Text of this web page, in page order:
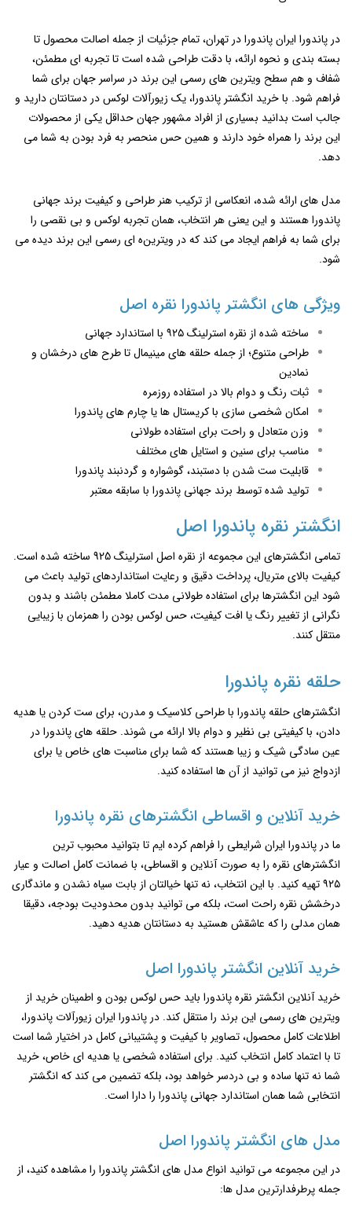
در پاندورا ایران پاندورا در تهران، تمام جزئیات از جمله اصالت محصول تا
بسته ‌بندی و نحوه ارائه، با دقت طراحی شده است تا تجربه ‌ای مطمئن،
شفاف و هم‌ سطح ویترین‌ های رسمی این برند در سراسر جهان برای شما
فراهم شود. با خرید انگشتر پاندورا، یک زیورآلات لوکس در دستانتان دارید و
جالب است بدانید بسیاری از افراد مشهور جهان حداقل یکی از محصولات
این برند را همراه خود دارند و همین حس منحصر به ‌فرد بودن به شما می
دهد.
مدل ‌های ارائه ‌شده، انعکاسی از ترکیب هنر طراحی و کیفیت برند جهانی
پاندورا هستند و این یعنی هر انتخاب، همان تجربه لوکس و بی ‌نقصی را
برای شما به فراهم ایجاد می کند که در ویترین‌ه ای رسمی این برند دیده می
‌شود.
ویژگی ‌های انگشتر پاندورا نقره اصل
ساخته شده از نقره استرلینگ ۹۲۵ با استاندارد جهانی
طراحی متنوع؛ از جمله حلقه ‌های مینیمال تا طرح ‌های درخشان و
نمادین
ثبات رنگ و دوام بالا در استفاده روزمره
امکان شخصی‌ سازی با کریستال ‌ها یا چارم‌ های پاندورا
وزن متعادل و راحت برای استفاده طولانی
مناسب برای سنین و استایل ‌های مختلف
قابلیت ست شدن با دستبند، گوشواره و گردنبند پاندورا
تولید شده توسط برند جهانی پاندورا با سابقه معتبر
انگشتر نقره پاندورا اصل
تمامی انگشترهای این مجموعه از نقره اصل استرلینگ 925 ساخته شده‌ است.
کیفیت بالای متریال، پرداخت دقیق و رعایت استانداردهای تولید باعث می
‌شود این انگشترها برای استفاده طولانی ‌مدت کاملا مطمئن باشند و بدون
نگرانی از تغییر رنگ یا افت کیفیت، حس لوکس بودن را همزمان با زیبایی
منتقل کنند.
حلقه نقره پاندورا
انگشترهای حلقه‌ پاندورا با طراحی کلاسیک و مدرن، برای ست کردن یا هدیه
دادن، با کیفیتی بی ‌نظیر و دوام بالا ارائه می ‌شوند. حلقه های پاندورا در
عین سادگی شیک و زیبا هستند که شما برای مناسبت های خاص یا برای
ازدواج نیز می توانید از آن ها استفاده کنید.
خرید آنلاین و اقساطی انگشترهای نقره پاندورا
ما در پاندورا ایران شرایطی را فراهم کرده ‌ایم تا بتوانید محبوب ‌ترین
انگشترهای نقره را به‌ صورت آنلاین و اقساطی، با ضمانت کامل اصالت و عیار
۹۲۵ تهیه کنید. با این انتخاب، نه‌ تنها خیالتان از بابت سیاه نشدن و ماندگاری
درخشش نقره راحت است، بلکه می‌ توانید بدون محدودیت بودجه، دقیقا
همان مدلی را که عاشقش هستید به دستانتان هدیه دهید.
خرید آنلاین انگشتر پاندورا اصل
خرید آنلاین انگشتر نقره پاندورا باید حس لوکس بودن و اطمینان خرید از
ویترین ‌های رسمی این برند را منتقل کند. در پاندورا ایران زیورآلات پاندورا،
اطلاعات کامل محصول، تصاویر با کیفیت و پشتیبانی کامل در اختیار شما است
تا با اعتماد کامل انتخاب کنید. برای استفاده شخصی یا هدیه‌ ای خاص، خرید
شما نه تنها ساده و بی ‌دردسر خواهد بود، بلکه تضمین می ‌کند که انگشتر
انتخابی شما همان استاندارد جهانی پاندورا را دارا است.
مدل‌ های انگشتر پاندورا اصل
در این مجموعه می ‌توانید انواع مدل‌ های انگشتر پاندورا را مشاهده کنید، از
جمله پرطرفدارترین مدل ها: